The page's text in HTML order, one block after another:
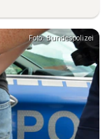
Foto: Bundespolizei